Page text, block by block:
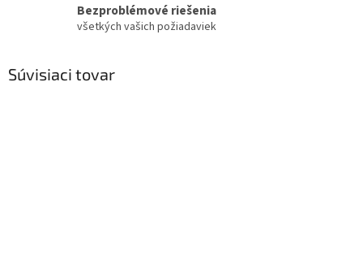
Bezproblémové riešenia
všetkých vašich požiadaviek
Súvisiaci tovar